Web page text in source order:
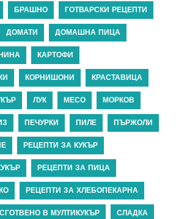
БРАШНО ГОТВАРСКИ РЕЦЕПТИ
ДОМАТИ ДОМАШНА ПИЦА
КАРТОФИ
КОРНИШОНИ КРАСТАВИЦА
ЛУК МЕСО МОРКОВ
ПЕЧУРКИ ПИЛЕ ПЪРЖОЛИ
РЕЦЕПТИ ЗА КУКЪР
РЕЦЕПТИ ЗА ПИЦА
РЕЦЕПТИ ЗА ХЛЕБОПЕКАРНА
СГОТВЕНО В МУЛТИКУКЪР СЛАДКА